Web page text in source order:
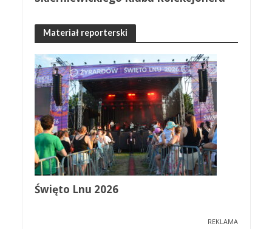
Materiał reporterski
Święto Lnu 2026
REKLAMA